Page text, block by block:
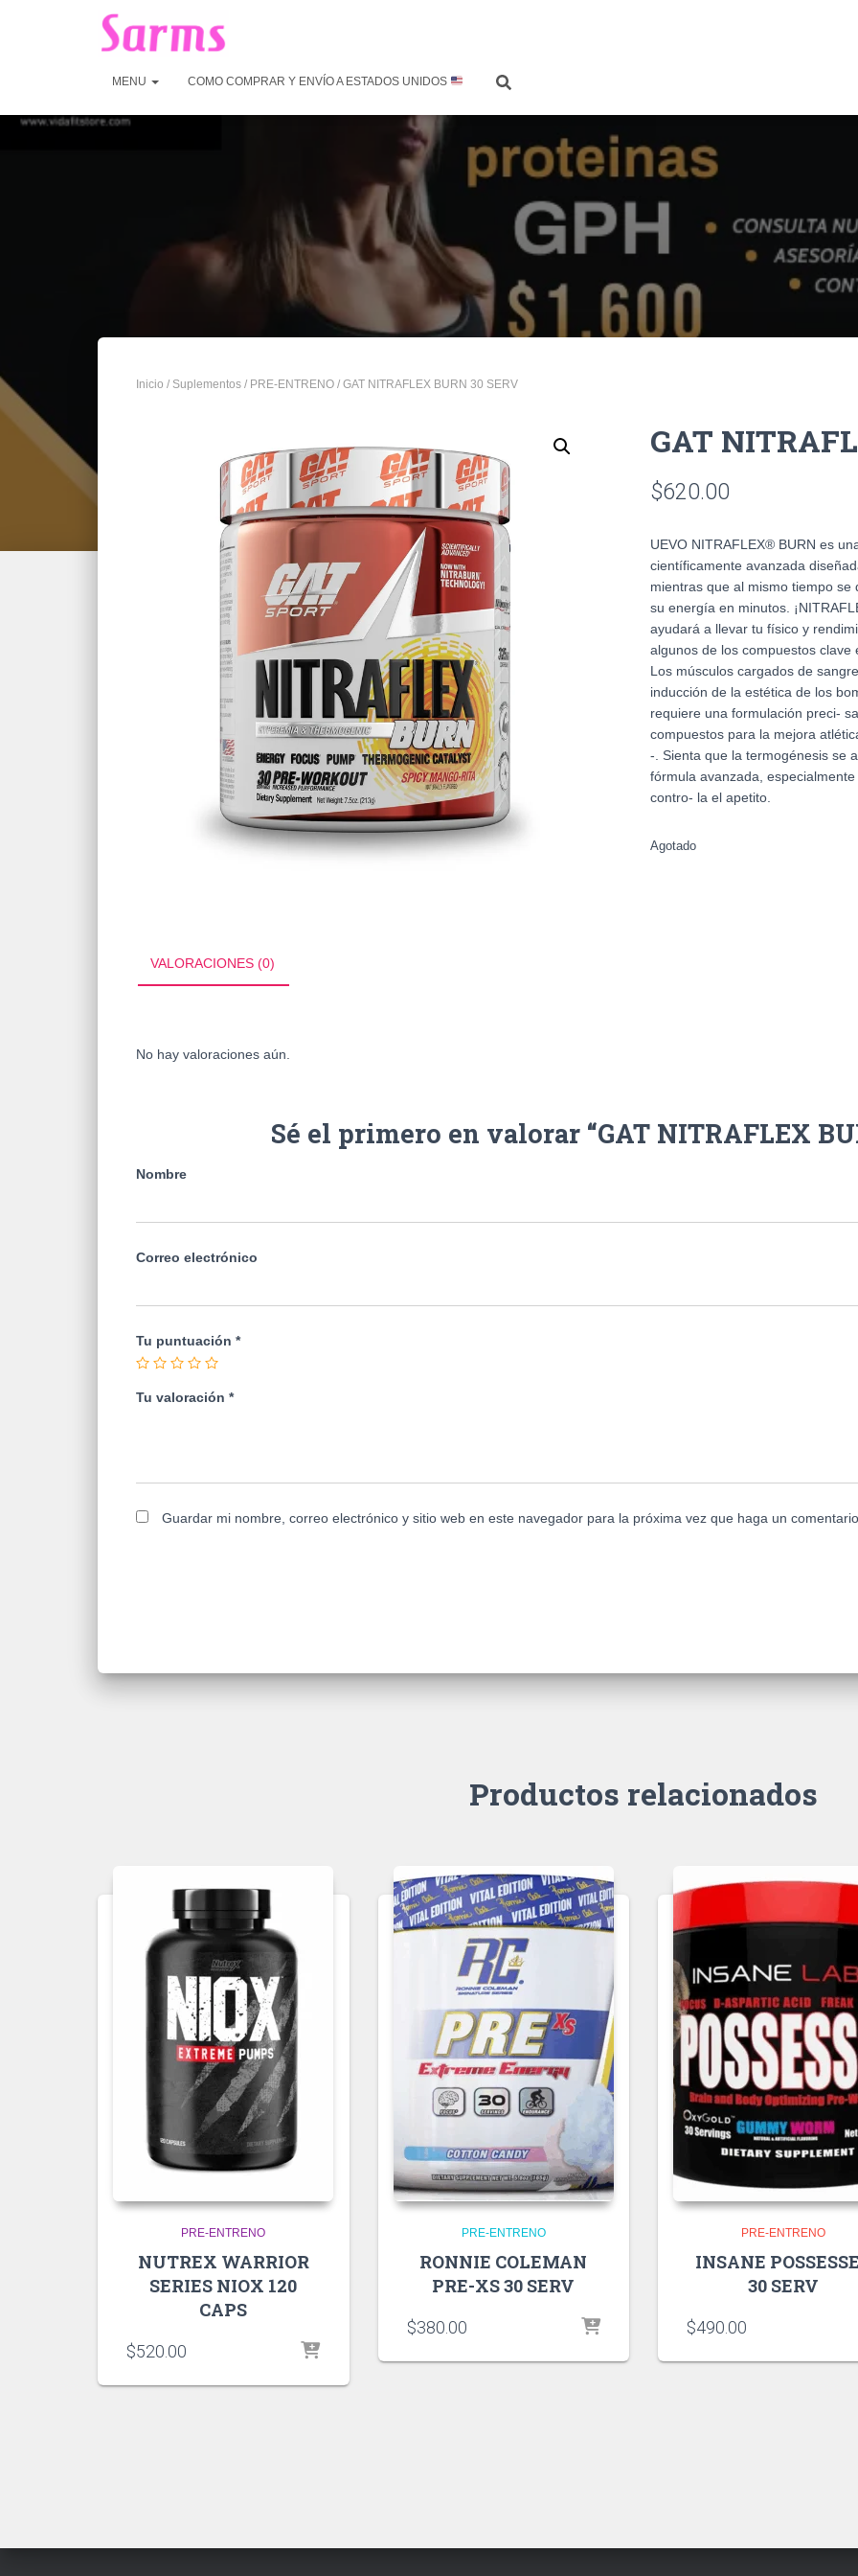
MENU COMO COMPRAR Y ENVÍO A ESTADOS UNIDOS
Inicio / Suplementos / PRE-ENTRENO / GAT NITRAFLEX BURN 30 SERV
GAT
$620.00
UEVO NITRAFLEX® BURN es
científicamente avanzada
mientras que al mismo tiempo
su energía en minutos.
ayudará a llevar tu físico y
algunos de los compuestos
Los músculos cargados de
inducción de la estética de los
requiere una formulación preci-
compuestos para la mejora
-. Sienta que la termogénesis se
fórmula avanzada,
contro- la el apetito.
Agotado
VALORACIONES (0)
No hay valoraciones aún.
Sé el primero en valorar “GAT NITRAFLEX
Nombre
Correo electrónico
Tu puntuación *
Tu valoración *
Guardar mi nombre, correo electrónico y sitio web en este navegador para la próxima vez que haga un
Productos relacionados
PRE-ENTRENO
NUTREX WARRIOR
SERIES NIOX 120
CAPS
$520.00
PRE-ENTRENO
RONNIE COLEMAN
PRE-XS 30 SERV
$380.00
PRE-ENTRENO
INSANE
30 SERV
$490.00